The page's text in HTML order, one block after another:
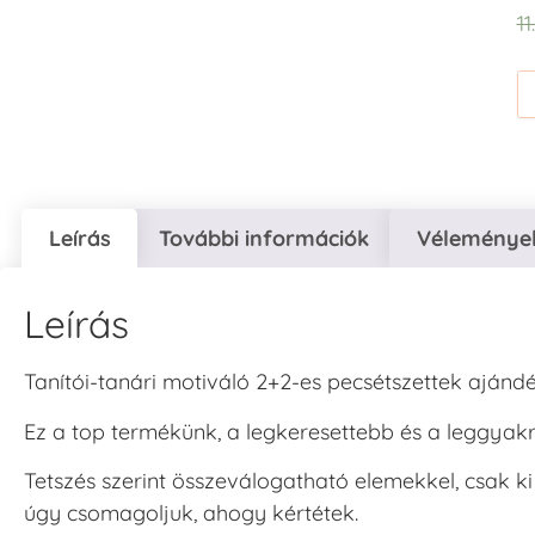
Leírás További információk
Leírás
Tanítói-tanári motiváló 2+2-es pecsétszettek
Ez a top termékünk, a legkeresettebb és a
Tetszés szerint összeválogatható elemekkel, csak
úgy csomagoljuk, ahogy kértétek.